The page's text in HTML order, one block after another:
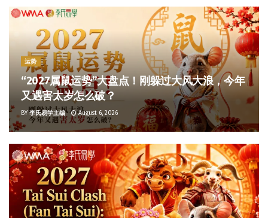
运势
“2027属鼠运势”大盘点！刚躲过大风大浪，今年
又遇害太岁怎么破？
BY 李氏易学主编 August 6, 2026